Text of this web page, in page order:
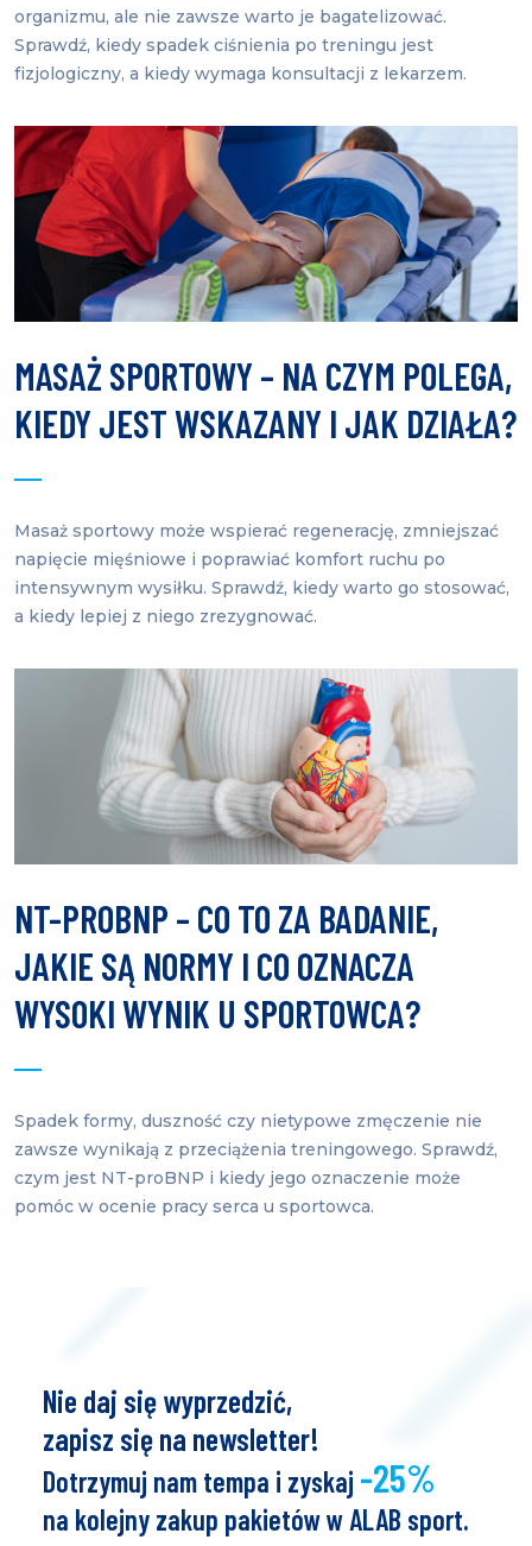
organizmu, ale nie zawsze warto je bagatelizować.
Sprawdź, kiedy spadek ciśnienia po treningu jest
fizjologiczny, a kiedy wymaga konsultacji z lekarzem.
MASAŻ SPORTOWY – NA CZYM POLEGA,
KIEDY JEST WSKAZANY I JAK DZIAŁA?
Masaż sportowy może wspierać regenerację, zmniejszać
napięcie mięśniowe i poprawiać komfort ruchu po
intensywnym wysiłku. Sprawdź, kiedy warto go stosować,
a kiedy lepiej z niego zrezygnować.
NT-PROBNP – CO TO ZA BADANIE,
JAKIE SĄ NORMY I CO OZNACZA
WYSOKI WYNIK U SPORTOWCA?
Spadek formy, duszność czy nietypowe zmęczenie nie
zawsze wynikają z przeciążenia treningowego. Sprawdź,
czym jest NT-proBNP i kiedy jego oznaczenie może
pomóc w ocenie pracy serca u sportowca.
Nie daj się wyprzedzić,
zapisz się na newsletter!
Dotrzymuj nam tempa i zyskaj -25%
na kolejny zakup pakietów w ALAB sport.